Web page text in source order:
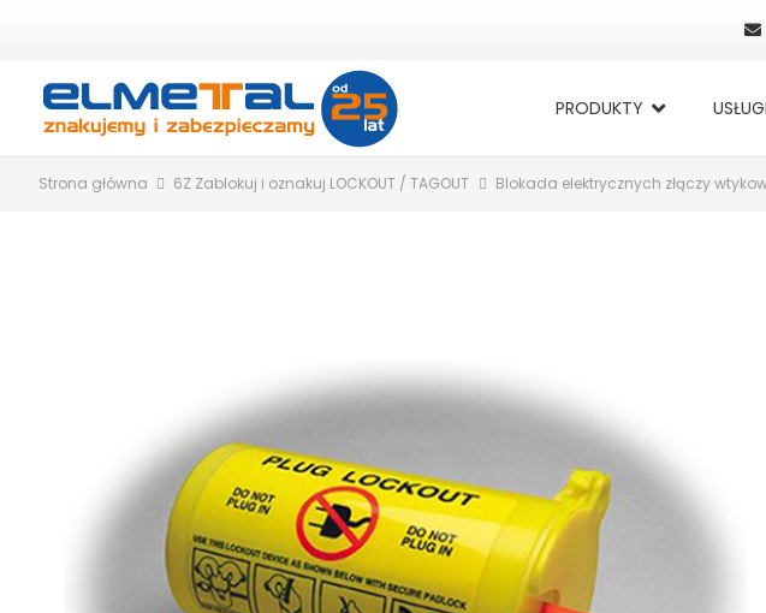
PRODUKTY USŁUGI
Strona główna 6Z Zablokuj i oznakuj LOCKOUT / TAGOUT Blokada elektrycznych złączy